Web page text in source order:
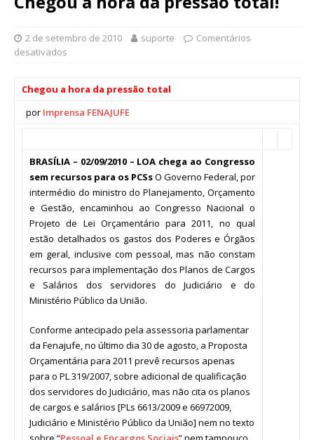
2 de setembro de 2010 suporte
Comentários
desativados
Chegou a hora da pressão total
por Imprensa FENAJUFE
BRASÍLIA – 02/09/2010 – LOA chega ao Congresso
sem recursos para os PCSsO Governo Federal, por
intermédio do ministro do Planejamento, Orçamento
e Gestão, encaminhou ao Congresso Nacional o
Projeto de Lei Orçamentário para 2011, no qual
estão detalhados os gastos dos Poderes e Órgãos
em geral, inclusive com pessoal, mas não constam
recursos para implementação dos Planos de Cargos
e Salários dos servidores do Judiciário e do
Ministério Público da União.
Conforme antecipado pela assessoria parlamentar
da Fenajufe, no último dia 30 de agosto, a Proposta
Orçamentária para 2011 prevê recursos apenas
para o PL 319/2007, sobre adicional de qualificação
dos servidores do Judiciário, mas não cita os planos
de cargos e salários [PLs 6613/2009 e 66972009,
Judiciário e Ministério Público da União] nem no texto